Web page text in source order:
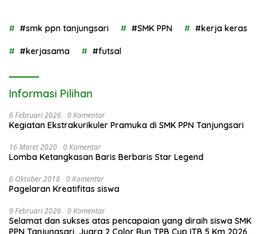
#smk ppn tanjungsari
#SMK PPN #kerja keras
#kerjasama #futsal
Informasi Pilihan
6 Februari 2026 0 Komentar
Kegiatan Ekstrakurikuler Pramuka di SMK PPN Tanjungsari
16 Maret 2020 0 Komentar
Lomba Ketangkasan Baris Berbaris Star Legend
6 Oktober 2018 0 Komentar
Pagelaran Kreatifitas siswa
9 Februari 2026 0 Komentar
Selamat dan sukses atas pencapaian yang diraih siswa SMK
PPN Tanjungsari, Juara 2 Color Run TPB Cup ITB 5 Km 2026